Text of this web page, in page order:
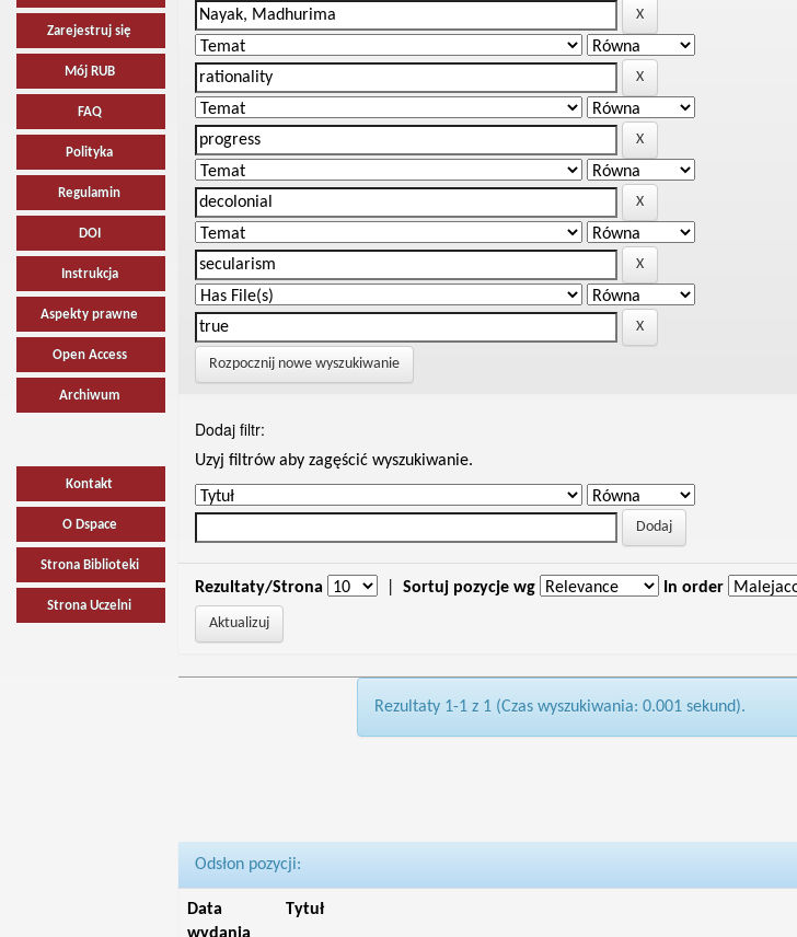
Zarejestruj się
Mój RUB
FAQ
Polityka
Regulamin
DOI
Instrukcja
Aspekty prawne
Open Access
Archiwum
Kontakt
O Dspace
Strona Biblioteki
Strona Uczelni
Rozpocznij nowe wyszukiwanie
Dodaj filtr:
Uzyj filtrów aby zagęścić wyszukiwanie.
Rezultaty/Strona Sortuj pozycje wg In order
Rezultaty 1-1 z 1 (Czas wyszukiwania: 0.001 sekund).
Odsłon pozycji:
Data
Tytuł